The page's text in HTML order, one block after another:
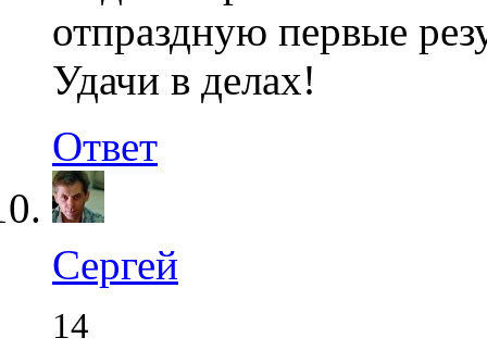
отпраздную первые
Удачи в делах!
Ответ
Сергей
14